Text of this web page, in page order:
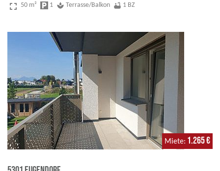
fullscreen 50 m² local_parking 1 spa Terrasse/Balkon bathtub 1 BZ
Miete 1.265 €